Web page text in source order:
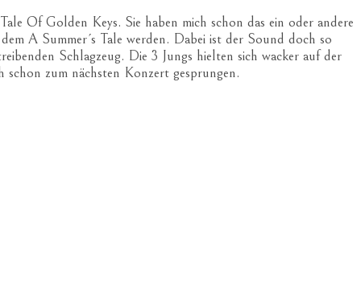
Of Golden Keys. Sie haben mich schon das ein oder andere
A Summer´s Tale werden. Dabei ist der Sound doch so
Schlagzeug. Die 3 Jungs hielten sich wacker auf der
zum nächsten Konzert gesprungen.